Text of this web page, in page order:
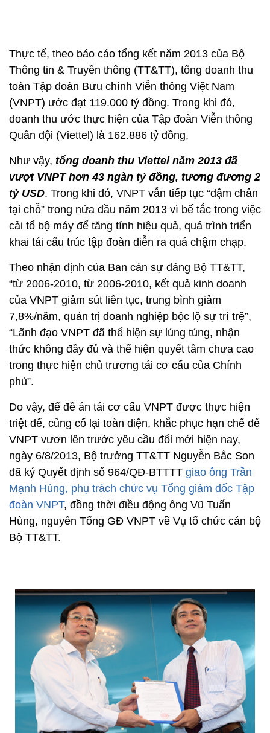
Thực tế, theo báo cáo tổng kết năm 2013 của Bộ
Thông tin & Truyền thông (TT&TT), tổng doanh thu
toàn Tập đoàn Bưu chính Viễn thông Việt Nam
(VNPT) ước đạt 119.000 tỷ đồng. Trong khi đó,
doanh thu ước thực hiện của Tập đoàn Viễn thông
Quân đội (Viettel) là 162.886 tỷ đồng,
Như vậy, tổng doanh thu Viettel năm 2013 đã
vượt VNPT hơn 43 ngàn tỷ đồng, tương đương 2
tỷ USD. Trong khi đó, VNPT vẫn tiếp tục “dậm chân
tại chỗ” trong nửa đầu năm 2013 vì bế tắc trong việc
cải tổ bộ máy để tăng tính hiệu quả, quá trình triển
khai tái cấu trúc tập đoàn diễn ra quá chậm chạp.
Theo nhận định của Ban cán sự đảng Bộ TT&TT,
“từ 2006-2010, từ 2006-2010, kết quả kinh doanh
của VNPT giảm sút liên tục, trung bình giảm
7,8%/năm, quản trị doanh nghiệp bộc lộ sự trì trệ”,
“Lãnh đạo VNPT đã thể hiện sự lúng túng, nhận
thức không đầy đủ và thể hiện quyết tâm chưa cao
trong thực hiện chủ trương tái cơ cấu của Chính
phủ”.
Do vậy, để đề án tái cơ cấu VNPT được thực hiện
triệt để, củng cố lại toàn diện, khắc phục hạn chế để
VNPT vươn lên trước yêu cầu đổi mới hiện nay,
ngày 6/8/2013, Bộ trưởng TT&TT Nguyễn Bắc Son
đã ký Quyết định số 964/QĐ-BTTTT giao ông Trần
Mạnh Hùng, phụ trách chức vụ Tổng giám đốc Tập
đoàn VNPT, đồng thời điều động ông Vũ Tuấn
Hùng, nguyên Tổng GĐ VNPT về Vụ tổ chức cán bộ
Bộ TT&TT.